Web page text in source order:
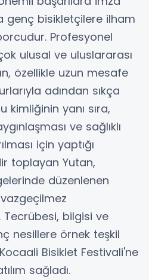
genç bisikletçilere ilham
Profesyonel
ulusal ve uluslararası
özellikle uzun mesafe
adından sıkça
kimliğinin yanı sıra,
ve sağlıklı
için yaptığı
toplayan Yutan,
düzenlenen
Tecrübesi, bilgisi ve
nesillere örnek teşkil
Bisiklet Festivali'ne
sağladı.